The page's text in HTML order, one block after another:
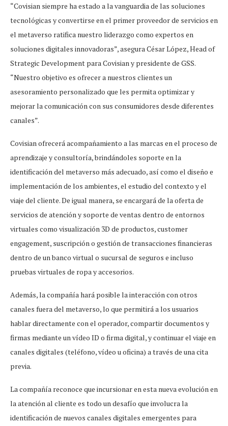
“Covisian siempre ha estado a la vanguardia de las soluciones
tecnológicas y convertirse en el primer proveedor de servicios en
el metaverso ratifica nuestro liderazgo como expertos en
soluciones digitales innovadoras”, asegura César López, Head of
Strategic Development para Covisian y presidente de GSS.
“Nuestro objetivo es ofrecer a nuestros clientes un
asesoramiento personalizado que les permita optimizar y
mejorar la comunicación con sus consumidores desde diferentes
canales”.
Covisian ofrecerá acompañamiento a las marcas en el proceso de
aprendizaje y consultoría, brindándoles soporte en la
identificación del metaverso más adecuado, así como el diseño e
implementación de los ambientes, el estudio del contexto y el
viaje del cliente. De igual manera, se encargará de la oferta de
servicios de atención y soporte de ventas dentro de entornos
virtuales como visualización 3D de productos, customer
engagement, suscripción o gestión de transacciones financieras
dentro de un banco virtual o sucursal de seguros e incluso
pruebas virtuales de ropa y accesorios.
Además, la compañía hará posible la interacción con otros
canales fuera del metaverso, lo que permitirá a los usuarios
hablar directamente con el operador, compartir documentos y
firmas mediante un vídeo ID o firma digital, y continuar el viaje en
canales digitales (teléfono, vídeo u oficina) a través de una cita
previa.
La compañía reconoce que incursionar en esta nueva evolución en
la atención al cliente es todo un desafío que involucra la
identificación de nuevos canales digitales emergentes para